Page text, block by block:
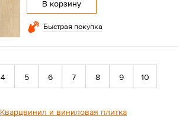
В корзину
Быстрая покупка
4 5 6 7 8 9 10
Кварцвинил и виниловая плитка